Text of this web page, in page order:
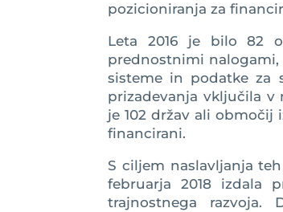
pozicioniranja za
Leta 2016 je bilo 82
prednostnimi nalogami,
sisteme in podatke za
prizadevanja vključila v
je 102 držav ali
financirani.
S ciljem naslavljanja
februarja 2018 izdala
trajnostnega razvoja.